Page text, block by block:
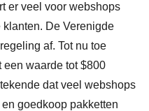
er veel voor webshops
De Verenigde
af. Tot nu toe
waarde tot $800
dat veel webshops
goedkoop pakketten